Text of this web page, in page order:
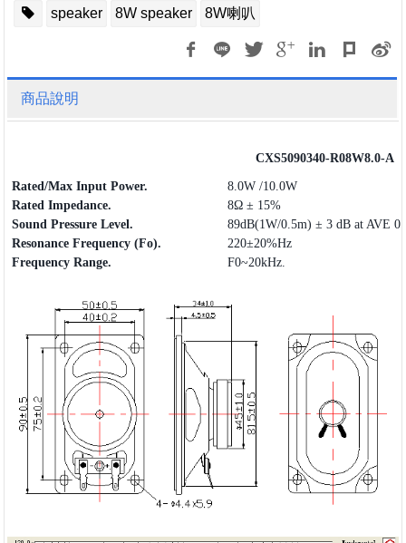
speaker 8W speaker 8W喇叭
商品說明
CXS5090340-R08W8.0-A
Rated/Max Input Power.
8.0W /10.0W
Rated Impedance.
8Ω ± 15%
Sound Pressure Level.
89dB(1W/0.5m) ± 3 dB at AVE
Resonance Frequency (Fo).
220±20%Hz
Frequency Range. F0~20kHz.